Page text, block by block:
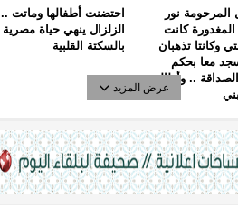
احتضنت أطفالها وماتت ..
الزلزال ينهي حياة مصرية
بالسكتة القلبية
المرحومة نور
المغدورة كانت
وكانتا تذهبان
معا بحكم
.. وأطالب
عرض المزيد